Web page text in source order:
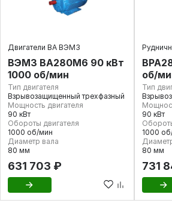
Двигатели ВА ВЭМЗ
ВЭМЗ ВА280М6 90 кВт
1000 об/мин
Тип двигателя
Взрывозащищенный трехфазный
Мощность двигателя
90 кВт
Обороты двигателя
1000 об/мин
Диаметр вала
80 мм
631 703 ₽
об/
Тип
90 кВт
1000
80 мм
731